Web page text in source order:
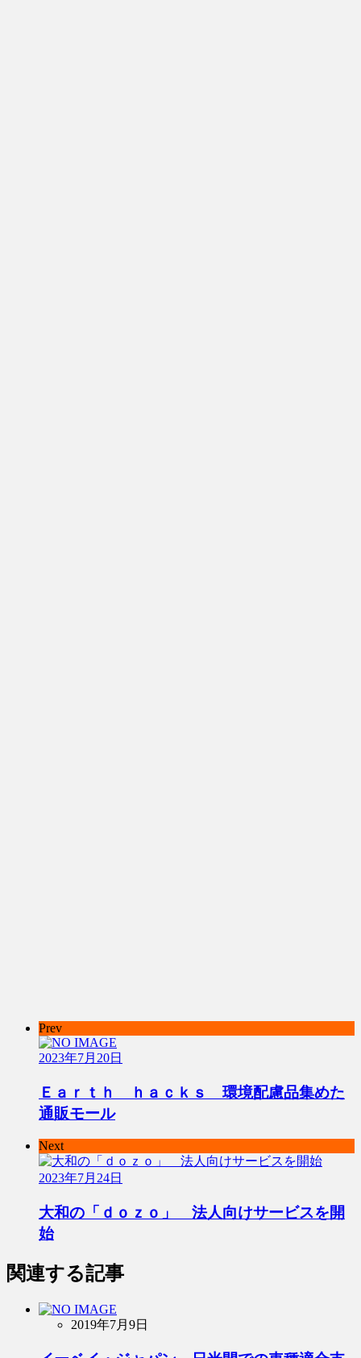
Prev
2023年7月20日
Ｅａｒｔｈ ｈａｃｋｓ 環境配慮品集めた
通販モール
Next
2023年7月24日
大和の「ｄｏｚｏ」 法人向けサービスを開
始
関連する記事
2019年7月9日